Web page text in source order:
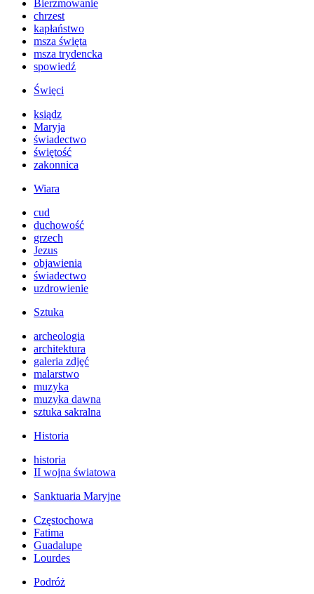
Bierzmowanie
chrzest
kapłaństwo
msza święta
msza trydencka
spowiedź
Święci
ksiądz
Maryja
świadectwo
świętość
zakonnica
Wiara
cud
duchowość
grzech
Jezus
objawienia
świadectwo
uzdrowienie
Sztuka
archeologia
architektura
galeria zdjęć
malarstwo
muzyka
muzyka dawna
sztuka sakralna
Historia
historia
II wojna światowa
Sanktuaria Maryjne
Częstochowa
Fatima
Guadalupe
Lourdes
Podróż